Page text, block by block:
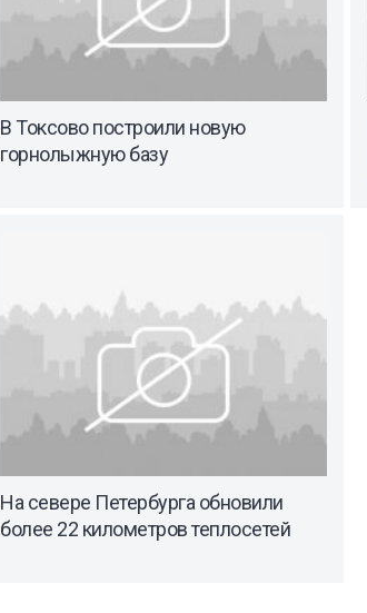
В Токсово построили новую
горнолыжную базу
На севере Петербурга обновили
более 22 километров теплосетей